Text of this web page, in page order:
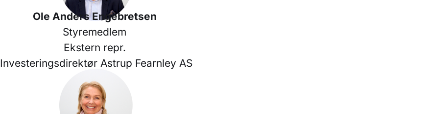
Ole Anders Engebretsen
Styremedlem
Ekstern repr.
Investeringsdirektør Astrup Fearnley AS